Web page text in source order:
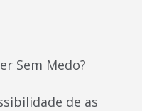
Sem Medo?
de as